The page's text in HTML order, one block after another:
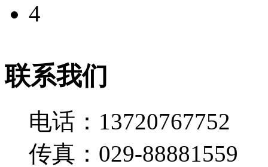
4
联系我们
电话：13720767752
传真：029-88881559